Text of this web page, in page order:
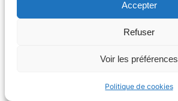
Accepter
Refuser
Voir les préférences
Politique de cookies